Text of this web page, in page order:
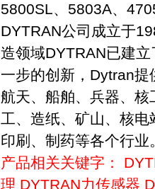
5800SL、5803A、
DYTRAN公司成立于
造领域DYTRAN已建
一步的创新，Dytran
航天、船舶、兵器、
工、造纸、矿山、核
印刷、制药等各个行业
产品相关关键字：
理 DYTRAN力传感器